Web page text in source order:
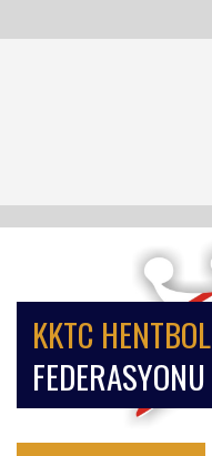
KKTC HENTBOL
FEDERASYONU